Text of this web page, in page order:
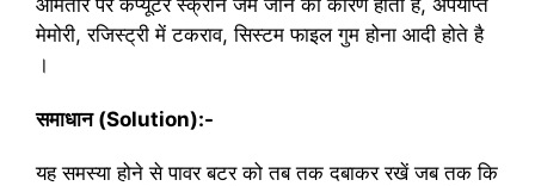
आमतौर पर कंप्यूटर स्क्रीन जम जाने का कारण होता है, अपर्याप्त
मेमोरी, रजिस्ट्री में टकराव, सिस्टम फाइल गुम होना आदी होते है
।
समाधान (Solution):-
यह समस्या होने से पावर बटर को तब तक दबाकर रखें जब तक कि